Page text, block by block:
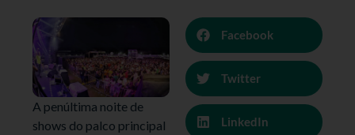
A penúltima noite de
shows do palco principal
Facebook
Twitter
LinkedIn